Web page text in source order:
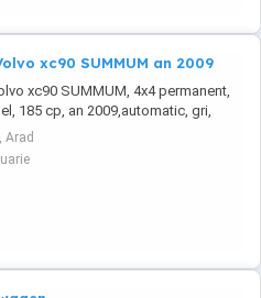
xc90 SUMMUM an 2009
xc90 SUMMUM, 4x4 permanent,
185 cp, an 2009,automatic, gri,
km, ( reali, confirmați prin actele
TUV, facturi service etc, adus din
in aprilie, înmatriculat în România,
Arad